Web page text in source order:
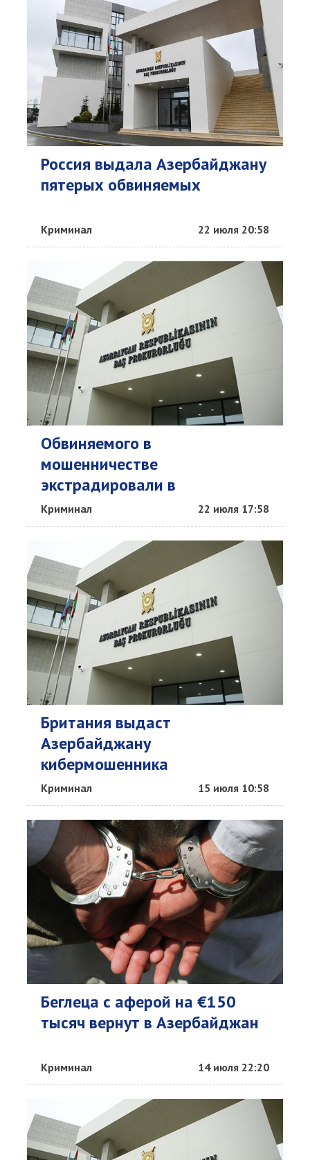
Россия выдала Азербайджану
пятерых обвиняемых
Криминал 22 июля 20:58
Обвиняемого в
мошенничестве
экстрадировали в
Азербайджан
Криминал 22 июля 17:58
Британия выдаст
Азербайджану
кибермошенника
Криминал 15 июля 10:58
Беглеца с аферой на €150
тысяч вернут в Азербайджан
Криминал 14 июля 22:20